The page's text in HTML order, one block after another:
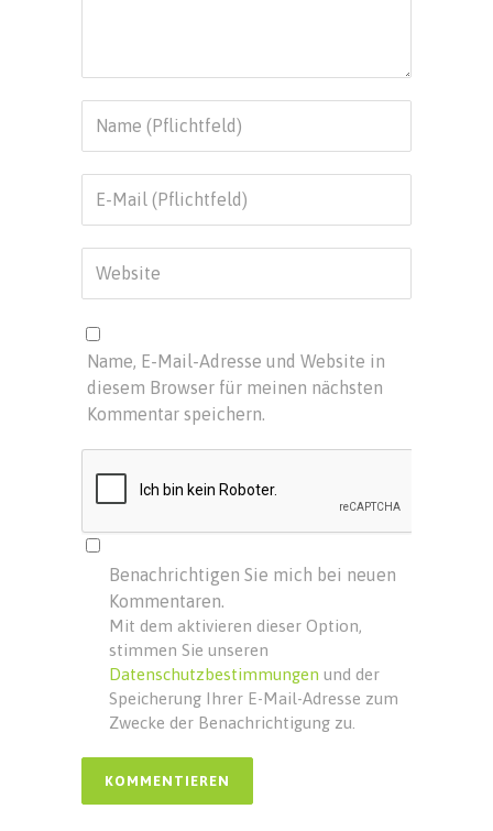
Name, E-Mail-Adresse und Website in
diesem Browser für meinen nächsten
Kommentar speichern.
Benachrichtigen Sie mich bei neuen
Kommentaren.
Mit dem aktivieren dieser Option,
stimmen Sie unseren
Datenschutzbestimmungen und der
Speicherung Ihrer E-Mail-Adresse zum
Zwecke der Benachrichtigung zu.